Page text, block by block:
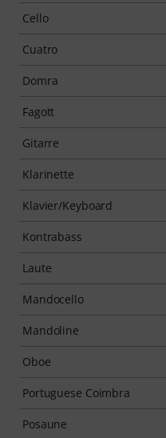
Cello
Cuatro
Domra
Fagott
Gitarre
Klarinette
Klavier/Keyboard
Kontrabass
Laute
Mandocello
Mandoline
Oboe
Portuguese Coimbra
Posaune